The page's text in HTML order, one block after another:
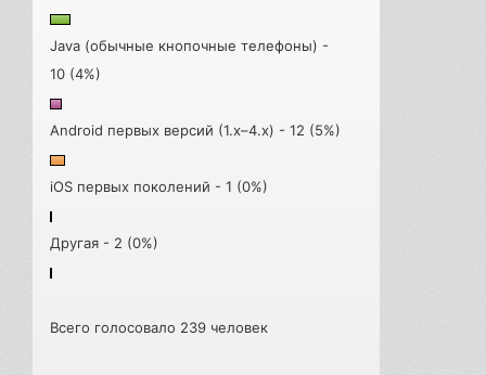
Java (обычные кнопочные телефоны) -
10 (4%)
Android первых версий (1.x–4.x) - 12 (5%)
iOS первых поколений - 1 (0%)
Другая - 2 (0%)
Всего голосовало 239 человек